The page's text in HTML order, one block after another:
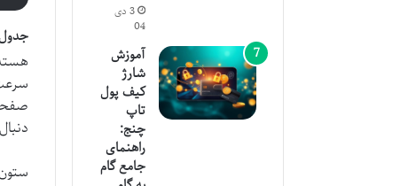
3 دی
04
آموزش
شارژ
کیف پول
تاپ
چنج:
راهنمای
جامع گام